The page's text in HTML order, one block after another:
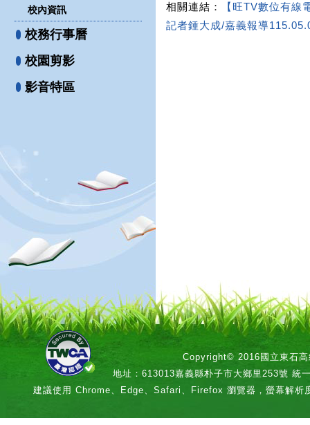
校內資訊
校務行事曆
校園剪影
影音特區
相關連結：
【旺TV數位有
記者鍾大成/嘉義報導
Copyright© 2016國立東石高
地址：613013嘉義縣朴子市大鄉里253號 統
建議使用 Chrome、Edge、Safari、Firefox 瀏覽器，螢幕解